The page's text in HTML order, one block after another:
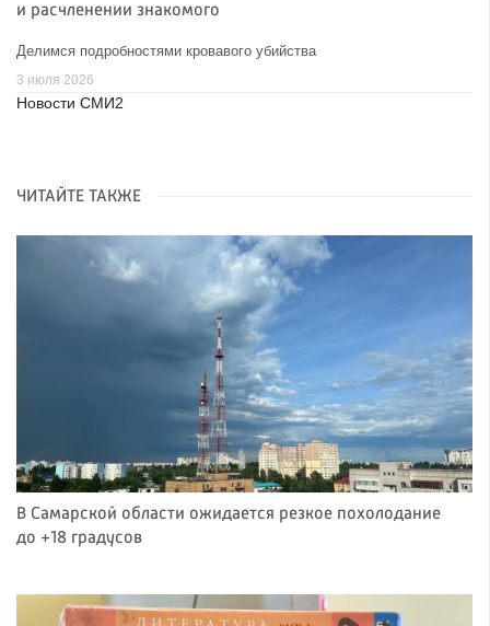
и расчленении знакомого
Делимся подробностями кровавого убийства
3 июля 2026
Новости СМИ2
ЧИТАЙТЕ ТАКЖЕ
В Самарской области ожидается резкое похолодание
до +18 градусов